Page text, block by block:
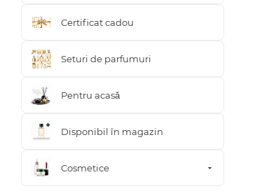
Certificat cadou
Seturi de parfumuri
Pentru acasă
Disponibil în magazin
Cosmetice